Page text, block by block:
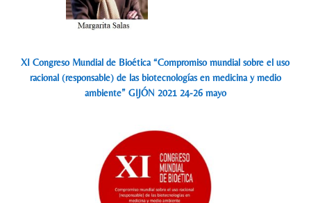
XI Congreso Mundial de Bioética “Compromiso mundial sobre el uso
racional (responsable) de las biotecnologías en medicina y medio
ambiente” GIJÓN 2021 24-26 mayo